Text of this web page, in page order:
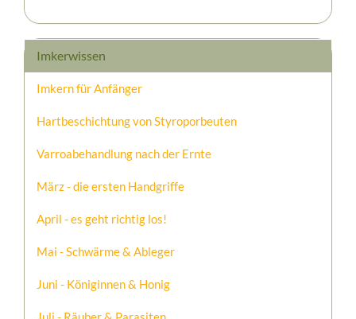
Imkerwissen
Imkern für Anfänger
Hartbeschichtung von Styroporbeuten
Varroabehandlung nach der Ernte
März - die ersten Handgriffe
April - es geht richtig los!
Mai - Schwärme & Ableger
Juni - Königinnen & Honig